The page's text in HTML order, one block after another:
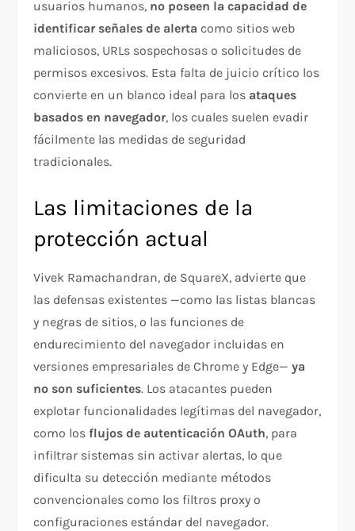
usuarios humanos, no poseen la capacidad de
identificar señales de alerta como sitios web
maliciosos, URLs sospechosas o solicitudes de
permisos excesivos. Esta falta de juicio crítico los
convierte en un blanco ideal para los ataques
basados en navegador, los cuales suelen evadir
fácilmente las medidas de seguridad
tradicionales.
Las limitaciones de la
protección actual
Vivek Ramachandran, de SquareX, advierte que
las defensas existentes —como las listas blancas
y negras de sitios, o las funciones de
endurecimiento del navegador incluidas en
versiones empresariales de Chrome y Edge—ya
no son suficientes. Los atacantes pueden
explotar funcionalidades legítimas del navegador,
como losflujos de autenticación OAuth, para
infiltrar sistemas sin activar alertas, lo que
dificulta su detección mediante métodos
convencionales como los filtros proxy o
configuraciones estándar del navegador.